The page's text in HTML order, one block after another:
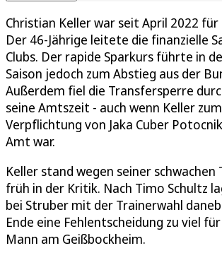
Christian Keller war seit April 2022 für
Der 46-Jährige leitete die finanzielle
Clubs. Der rapide Sparkurs führte in
Saison jedoch zum Abstieg aus der
Außerdem fiel die Transfersperre
seine Amtszeit - auch wenn Keller
Verpflichtung von Jaka Cuber
Amt war.
Keller stand wegen seiner
früh in der Kritik. Nach Timo Schultz
bei Struber mit der Trainerwahl
Ende eine Fehlentscheidung zu viel
Mann am Geißbockheim.